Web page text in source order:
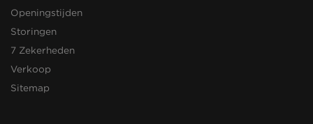
Openingstijden
Storingen
7 Zekerheden
Verkoop
Sitemap